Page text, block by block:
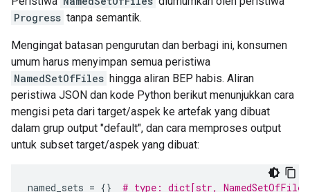
Progress tanpa semantik.
Mengingat batasan pengurutan dan berbagi ini, konsumen
umum harus menyimpan semua peristiwa
NamedSetOfFiles hingga aliran BEP habis. Aliran
peristiwa JSON dan kode Python berikut menunjukkan cara
mengisi peta dari target/aspek ke artefak yang dibuat
dalam grup output "default", dan cara memproses output
untuk subset target/aspek yang dibuat:
named_sets = {}
# type: dict[str,